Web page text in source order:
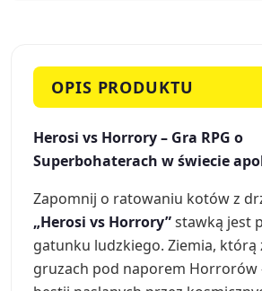
OPIS PRODUKTU
Herosi vs Horrory – Gra RPG o
Superbohaterach w świecie
Zapomnij o ratowaniu kotów z
„Herosi vs Horrory”stawką jest
gatunku ludzkiego. Ziemia, którą
gruzach pod naporem Horrorów